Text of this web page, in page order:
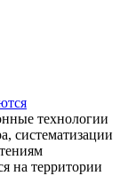
технологии
систематизации
на территории